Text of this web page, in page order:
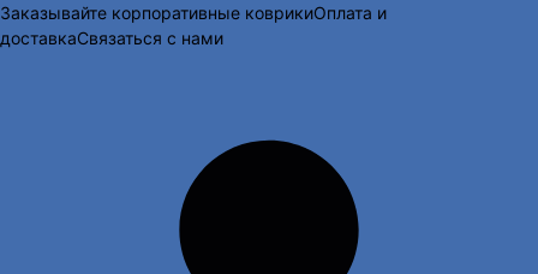
Заказывайте корпоративные коврикиОплата и
доставкаСвязаться с нами